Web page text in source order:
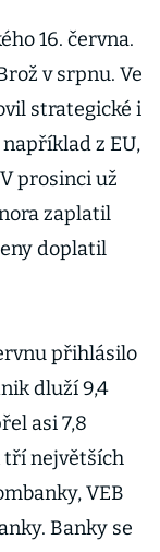
16. června.
v srpnu. Ve
strategické i
z EU,
prosinci už
zaplatil
doplatil
přihlásilo
dluží 9,4
asi 7,8
tří největších
VEB
Banky se